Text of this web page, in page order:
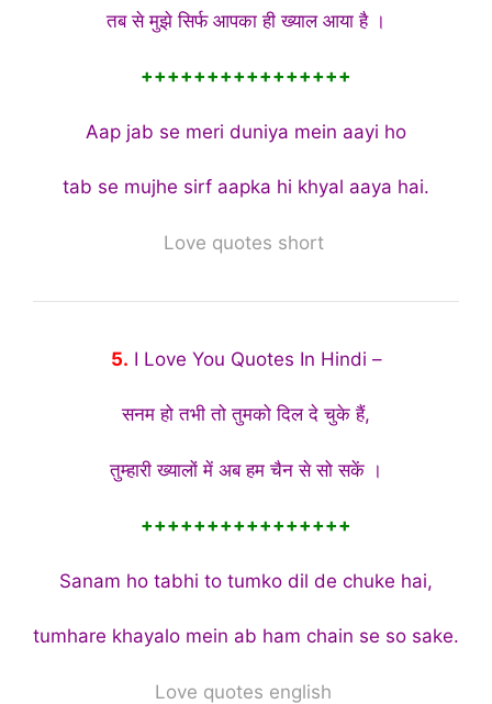
तब से मुझे सिर्फ आपका ही ख्याल आया है ।
++++++++++++++++
Aap jab se meri duniya mein aayi ho
tab se mujhe sirf aapka hi khyal aaya hai.
Love quotes short
5. I Love You Quotes In Hindi –
सनम हो तभी तो तुमको दिल दे चुके हैं,
तुम्हारी ख्यालों में अब हम चैन से सो सकें ।
++++++++++++++++
Sanam ho tabhi to tumko dil de chuke hai,
tumhare khayalo mein ab ham chain se so sake.
Love quotes english